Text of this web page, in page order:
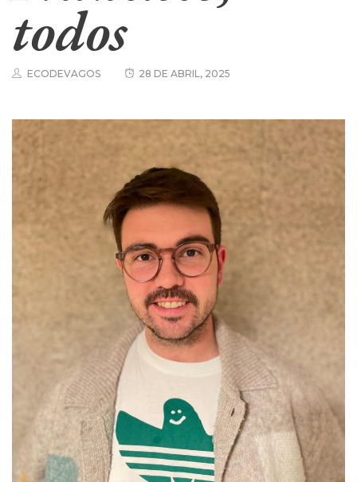
todos
ECODEVAGOS 28 DE ABRIL, 2025